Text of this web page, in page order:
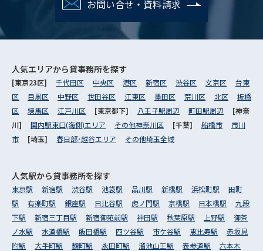
お問い合せ・資料請求
人気エリアから貸事務所を探す
[東京23区] 千代田区 中央区 港区 新宿区 渋谷区 文京区
台東
区
目黒区 中野区 世田谷区 江東区 墨田区 荒川区 北区
板橋
区
練馬区 江戸川区 [東京都下] 八王子駅周辺 町田駅周辺
[神奈
川] 関内駅東口(海側)エリア その他神奈川区 [千葉] 船橋市
市川
市
[埼玉] 春日部･越谷エリア その他埼玉全域
人気駅から貸事務所を探す
東京駅 新宿駅 渋谷駅 池袋駅 品川駅 新橋駅 浜松町駅
田町
駅
有楽町駅 銀座駅 日比谷駅 虎ノ門駅 京橋駅 日本橋駅
九段
下駅
新宿三丁目駅 新宿御苑前駅 神田駅 秋葉原駅 上野駅
御茶
ノ水駅
水道橋駅 飯田橋駅 四ツ谷駅 市ケ谷駅 恵比寿駅
赤坂見
附駅
大手町駅 麹町駅 永田町駅 溜池山王駅 表参道駅
六本木